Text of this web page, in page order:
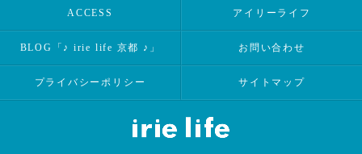
ACCESS アイリーライフ
BLOG「♪ irie life 京都 ♪」 お問い合わせ
プライバシーポリシー サイトマップ